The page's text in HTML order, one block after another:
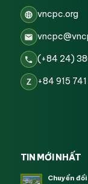
vncpc.org
(+84 24)
Z +84 915
TIN MỚI NHẤT
Chuyển